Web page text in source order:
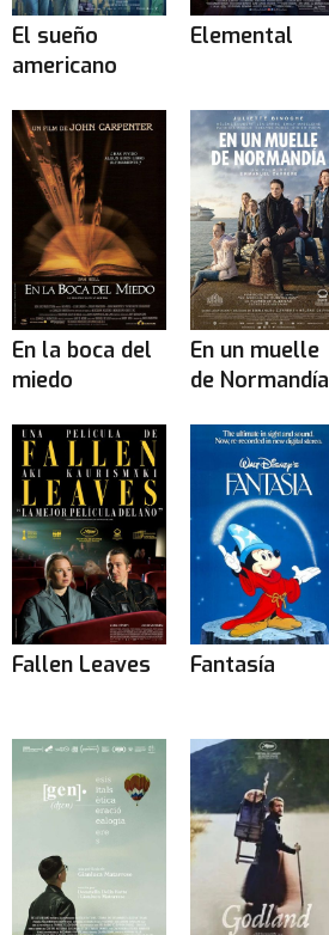
El sueño
americano
Elemental
En la boca del
miedo
En un muelle
de Normandía
Fallen Leaves Fantasía